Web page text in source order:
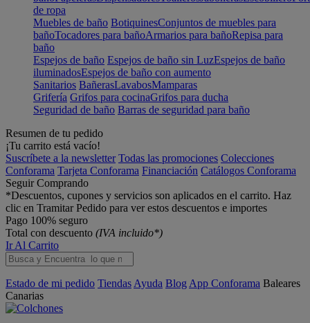
de ropa
Muebles de baño BotiquinesConjuntos de muebles para
bañoTocadores para bañoArmarios para bañoRepisa para
baño
Espejos de baño Espejos de baño sin LuzEspejos de baño
iluminadosEspejos de baño con aumento
Sanitarios BañerasLavabosMamparas
Grifería Grifos para cocinaGrifos para ducha
Seguridad de baño Barras de seguridad para baño
Resumen de tu pedido
¡Tu carrito está vacío!
Suscríbete a la newsletter Todas las promociones Colecciones
Conforama Tarjeta Conforama Financiación Catálogos Conforama
Seguir Comprando
*Descuentos, cupones y servicios son aplicados en el carrito. Haz
clic en Tramitar Pedido para ver estos descuentos e importes
Pago 100% seguro
Total con descuento (IVA incluido*)
Ir Al Carrito
Estado de mi pedido Tiendas Ayuda Blog App Conforama Baleares
Canarias